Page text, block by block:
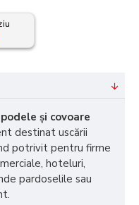
și covoare
destinat uscării
potrivit pentru firme
hoteluri,
pardoselile sau